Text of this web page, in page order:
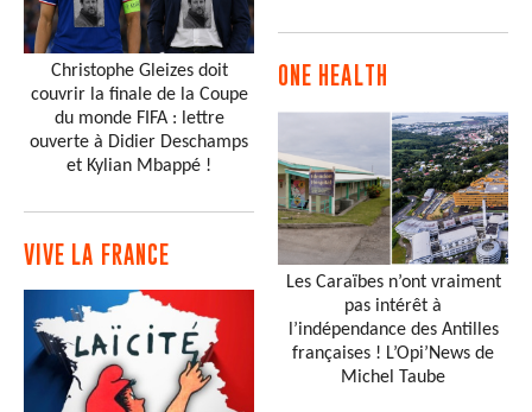
Christophe Gleizes doit
couvrir la finale de la Coupe
du monde FIFA : lettre
ouverte à Didier Deschamps
et Kylian Mbappé !
VIVE LA FRANCE
ONE HEALTH
Les Caraïbes n’ont vraiment
pas intérêt à
l’indépendance des Antilles
françaises ! L’Opi’News de
Michel Taube